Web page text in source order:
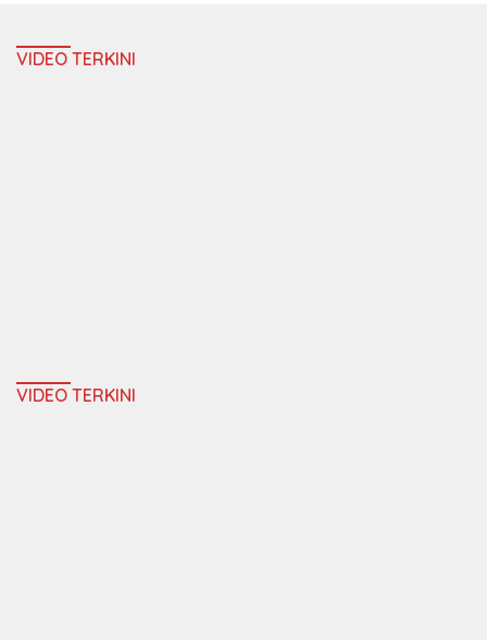
VIDEO TERKINI
VIDEO TERKINI